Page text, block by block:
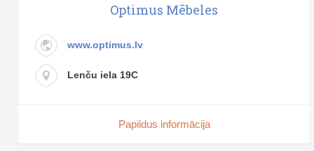
Optimus Mēbeles
www.optimus.lv
Lenču iela 19C
Papildus informācija